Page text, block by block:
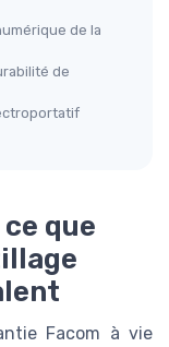
de la
de
que
Facom à vie